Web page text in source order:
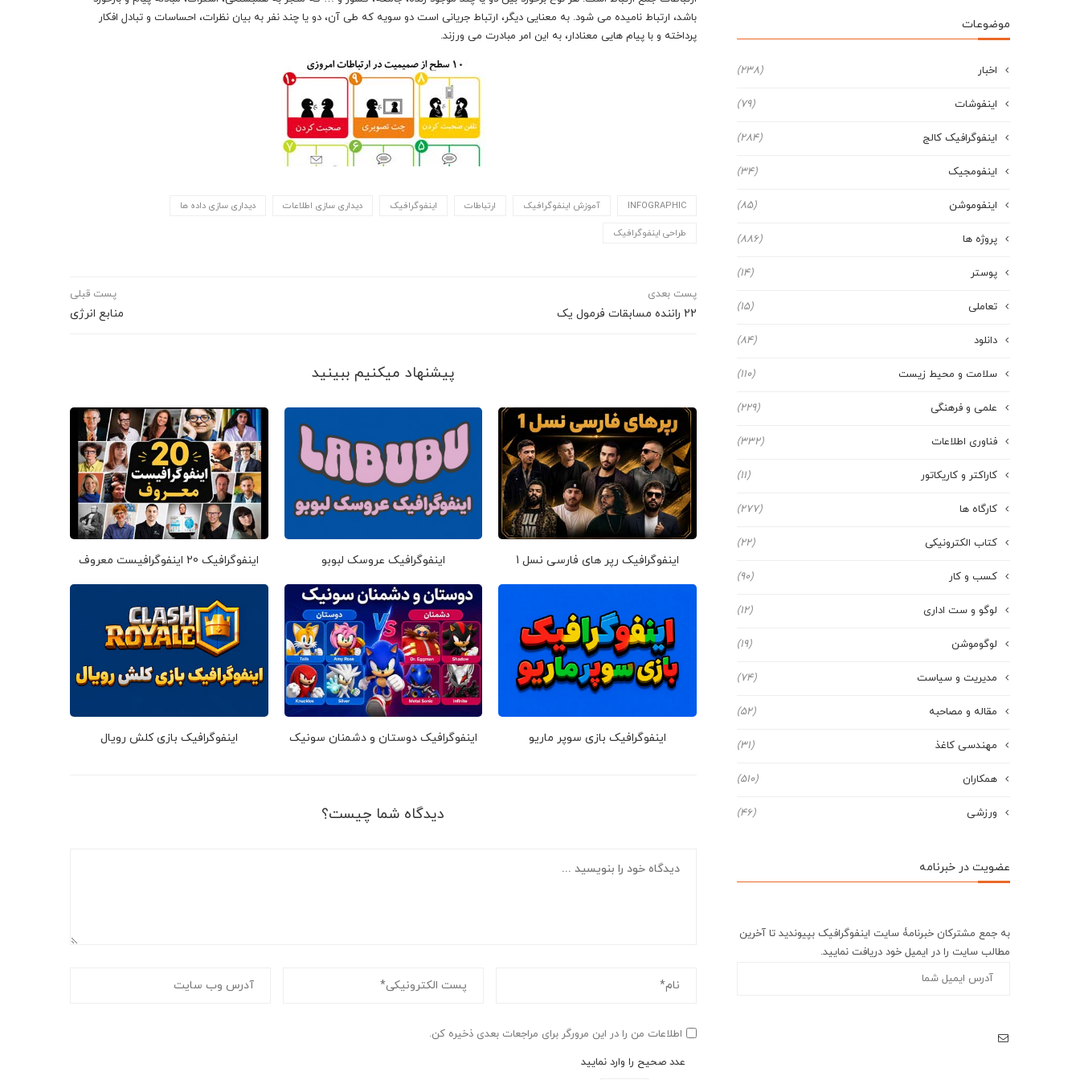
باشد، ارتباط نامیده می شود. به معنایی دیگر، ارتباط جریانی است دو سویه که طی آن، دو یا چند نفر به بیان نظرات، احساسات و تبادل افکار
پرداخته و با پیام هایی معنادار، به این امر مبادرت می ورزند.
INFOGRAPHIC آموزش اینفوگرافیک ارتباطات اینفوگرافیک دیداری سازی اطلاعات دیداری سازی داده ها
طراحی اینفوگرافیک
پست قبلی
منابع انرژی
پست بعدی
22 راننده مسابقات فرمول یک
پیشنهاد می‎کنیم ببینید
اینفوگرافیک 20 اینفوگرافیست معروف اینفوگرافیک عروسک لبوبو اینفوگرافیک رپر های فارسی نسل 1
اینفوگرافیک بازی کلش رویال اینفوگرافیک دوستان و دشمنان سونیک اینفوگرافیک بازی سوپر ماریو
دیدگاه شما چیست؟
اطلاعات من را در این مرورگر برای مراجعات بعدی ذخیره کن.
عدد صحیح را وارد نمایید
موضوعات
اخبار (238)
اینفوشات (79)
اینفوگرافیک کالج (284)
اینفومجیک (34)
اینفوموشن (85)
پروژه ها (886)
پوستر (14)
تعاملی (15)
دانلود (84)
سلامت و محیط زیست (110)
علمی و فرهنگی (229)
فناوری اطلاعات (332)
کاراکتر و کاریکاتور (11)
کارگاه ها (277)
کتاب الکترونیکی (22)
کسب و کار (90)
لوگو و ست اداری (12)
لوگوموشن (19)
مدیریت و سیاست (74)
مقاله و مصاحبه (52)
مهندسی کاغذ (31)
همکاران (510)
ورزشی (46)
عضویت در خبرنامه
به جمع مشترکان خبرنامۀ سایت اینفوگرافیک بپیوندید تا آخرین
مطالب سایت را در ایمیل خود دریافت نمایید.